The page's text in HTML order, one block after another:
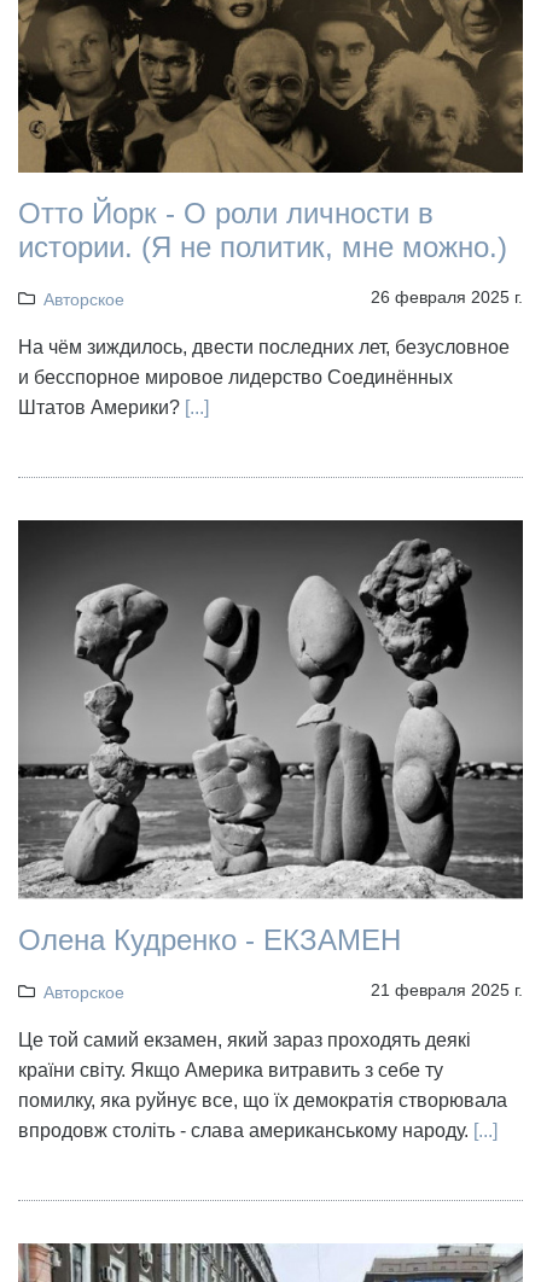
Отто Йорк - О роли личности в
истории. (Я не политик, мне можно.)
Авторское 26 февраля 2025 г.
На чём зиждилось, двести последних лет, безусловное
и бесспорное мировое лидерство Соединённых
Штатов Америки? [...]
Олена Кудренко - ЕКЗАМЕН
Авторское 21 февраля 2025 г.
Це той самий екзамен, який зараз проходять деякі
країни світу. Якщо Америка витравить з себе ту
помилку, яка руйнує все, що їх демократія створювала
впродовж століть - слава американському народу. [...]